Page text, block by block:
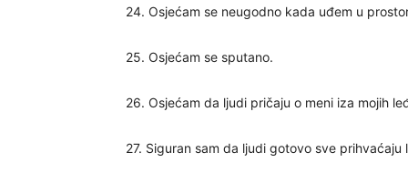
24. Osjećam se neugodno kada uđem u
25. Osjećam se sputano.
26. Osjećam da ljudi pričaju o meni iza mojih
27. Siguran sam da ljudi gotovo sve prihvaćaju